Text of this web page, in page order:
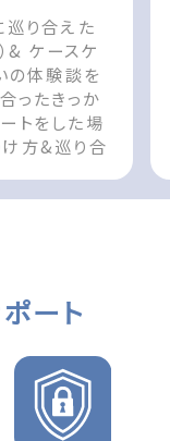
り合えた
& ケースケ
の体験談を
ったきっか
トをした場
方&巡り合
（23歳）
イト
ート